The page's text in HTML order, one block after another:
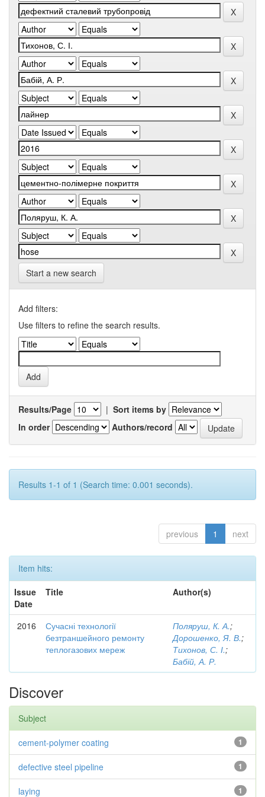
Start a new search
Add filters:
Use filters to refine the search results.
Results/Page | Sort items by
In order
Authors/record
Results 1-1 of 1 (Search time: 0.001 seconds).
previous 1 next
Item hits:
Issue
Date
Title Author(s)
2016
Сучасні технології
безтраншейного ремонту
теплогазових мереж
Поляруш, К. А.;
Дорошенко, Я. В.;
Тихонов, С. І.;
Бабій, А. Р.
Discover
Subject
1
cement-polymer coating
1
defective steel pipeline
1
laying